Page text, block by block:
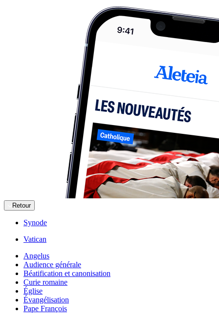
Retour
Synode
Vatican
Angelus
Audience générale
Béatification et canonisation
Curie romaine
Église
Évangélisation
Pape François